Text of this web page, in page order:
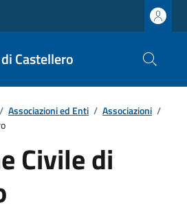
Castellero
/ Associazioni ed Enti / Associazioni /
Civile di